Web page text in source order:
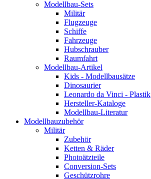
Modellbau-Sets
Militär
Flugzeuge
Schiffe
Fahrzeuge
Hubschrauber
Raumfahrt
Modellbau-Artikel
Kids - Modellbausätze
Dinosaurier
Leonardo da Vinci - Plastik
Hersteller-Kataloge
Modellbau-Literatur
Modellbauzubehör
Militär
Zubehör
Ketten & Räder
Photoätzteile
Conversion-Sets
Geschützrohre